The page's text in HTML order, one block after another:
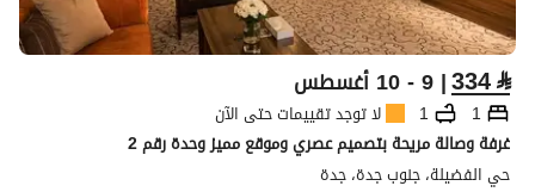
⃁
334| 9 - 10 أغسطس
1
1
لا توجد تقييمات حتى الآن
غرفة وصالة مريحة بتصميم عصري وموقع مميز وحدة رقم 2
حي الفضيلة، جنوب جدة، جدة